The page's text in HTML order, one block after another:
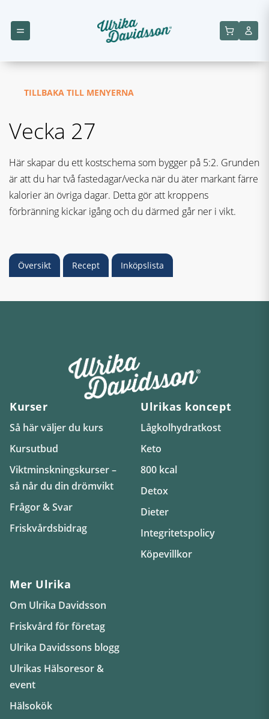
TILLBAKA TILL MENYERNA
Vecka 27
Här skapar du ett kostschema som bygger på 5:2. Grunden
är att du har två fastedagar/vecka när du äter markant färre
kalorier än övriga dagar. Detta gör att kroppens
förbränning kickar igång och du därmed går ner i vikt.
Översikt Recept Inköpslista
Kurser
Så här väljer du kurs
Kursutbud
Viktminskningskurser –
så når du din drömvikt
Frågor & Svar
Friskvårdsbidrag
Ulrikas koncept
Lågkolhydratkost
Keto
800 kcal
Detox
Dieter
Integritetspolicy
Köpevillkor
Mer Ulrika
Om Ulrika Davidsson
Friskvård för företag
Ulrika Davidssons blogg
Ulrikas Hälsoresor &
event
Hälsokök